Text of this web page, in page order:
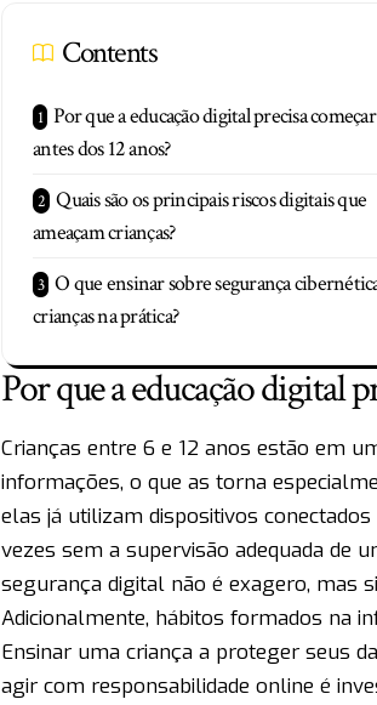
Contents
Por que a educação digital precisa começar
antes dos 12 anos?
Quais são os principais riscos digitais que
ameaçam crianças?
O que ensinar sobre segurança
crianças na prática?
Por que a educação digital
Crianças entre 6 e 12 anos estão em
informações, o que as torna
elas já utilizam dispositivos
vezes sem a supervisão adequada de
segurança digital não é exagero, mas
Adicionalmente, hábitos formados na
Ensinar uma criança a proteger seus
agir com responsabilidade online é